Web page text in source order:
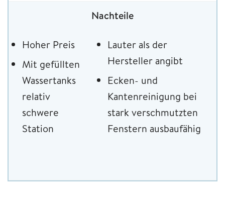
Nachteile
Hoher Preis
Mit gefüllten
Wassertanks
relativ
schwere
Station
Lauter als der
Hersteller angibt
Ecken- und
Kantenreinigung bei
stark verschmutzten
Fenstern ausbaufähig